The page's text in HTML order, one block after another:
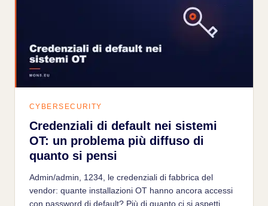
CYBERSECURITY
Credenziali di default nei sistemi
OT: un problema più diffuso di
quanto si pensi
Admin/admin, 1234, le credenziali di fabbrica del
vendor: quante installazioni OT hanno ancora accessi
con password di default? Più di quanto ci si aspetti.